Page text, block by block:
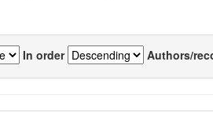
In order Authors/